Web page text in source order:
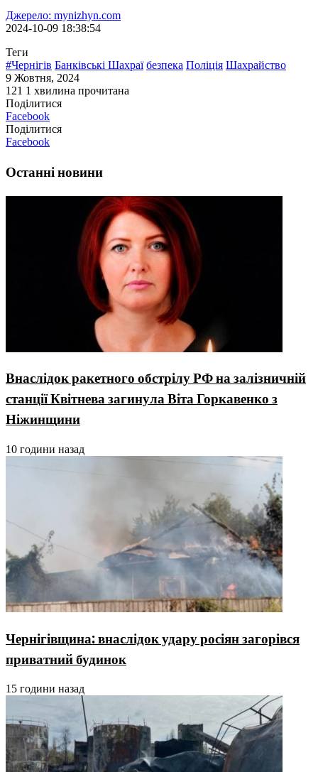
Джерело: mynizhyn.com
2024-10-09 18:38:54
Теги
#Чернігів Банківські Шахраї безпека Поліція Шахрайство
9 Жовтня, 2024
121 1 хвилина прочитана
Поділитися
Facebook
Поділитися
Facebook
Останні новини
Внаслідок ракетного обстрілу РФ на залізничній
станції Квітнева загинула Віта Горкавенко з
Ніжинщини
10 години назад
Чернігівщина: внаслідок удару росіян загорівся
приватний будинок
15 години назад